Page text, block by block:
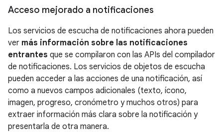
Acceso mejorado a notificaciones
Los servicios de escucha de notificaciones ahora pueden
ver más información sobre las notificaciones
entrantes que se compilaron con las APIs del compilador
de notificaciones. Los servicios de objetos de escucha
pueden acceder a las acciones de una notificación, así
como a nuevos campos adicionales (texto, ícono,
imagen, progreso, cronómetro y muchos otros) para
extraer información más clara sobre la notificación y
presentarla de otra manera.